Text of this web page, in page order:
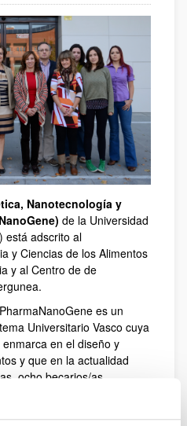
Nanotecnología y
de la Universidad
está adscrito al
y Ciencias de los Alimentos
y al Centro de de
es un
Universitario Vasco cuya
en el diseño y
y que en la actualidad
ocho becarios/as
doctores.
líneas de investigación